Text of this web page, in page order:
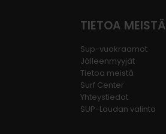
TIETOA MEISTÄ
Sup-vuokraamot
Jälleenmyyjät
Tietoa meistä
Surf Center
Yhteystiedot
SUP-Laudan valinta